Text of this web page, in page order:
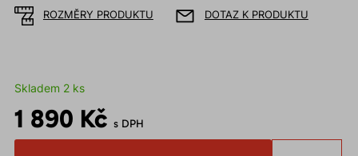
ROZMĚRY PRODUKTU DOTAZ K PRODUKTU
Skladem 2 ks
1 890 Kč s DPH